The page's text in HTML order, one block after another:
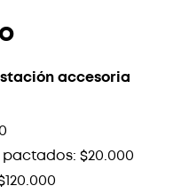
accesoria
$20.000